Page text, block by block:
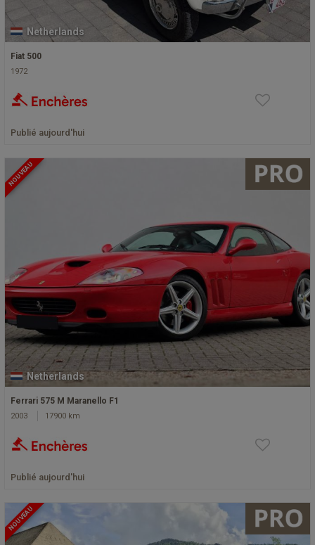
Netherlands
Fiat 500
1972
Publié aujourd'hui
NOUVEAU
Netherlands
Ferrari 575 M Maranello F1
2003 17900 km
Publié aujourd'hui
NOUVEAU